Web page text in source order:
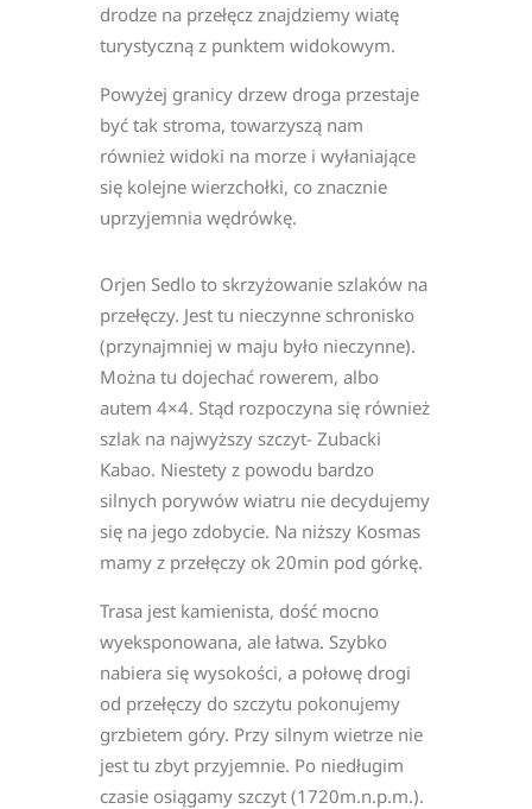
drodze na przełęcz znajdziemy wiatę
turystyczną z punktem widokowym.
Powyżej granicy drzew droga przestaje
być tak stroma, towarzyszą nam
również widoki na morze i wyłaniające
się kolejne wierzchołki, co znacznie
uprzyjemnia wędrówkę.
Orjen Sedlo to skrzyżowanie szlaków na
przełęczy. Jest tu nieczynne schronisko
(przynajmniej w maju było nieczynne).
Można tu dojechać rowerem, albo
autem 4×4. Stąd rozpoczyna się również
szlak na najwyższy szczyt- Zubacki
Kabao. Niestety z powodu bardzo
silnych porywów wiatru nie decydujemy
się na jego zdobycie. Na niższy Kosmas
mamy z przełęczy ok 20min pod górkę.
Trasa jest kamienista, dość mocno
wyeksponowana, ale łatwa. Szybko
nabiera się wysokości, a połowę drogi
od przełęczy do szczytu pokonujemy
grzbietem góry. Przy silnym wietrze nie
jest tu zbyt przyjemnie. Po niedługim
czasie osiągamy szczyt (1720m.n.p.m.).